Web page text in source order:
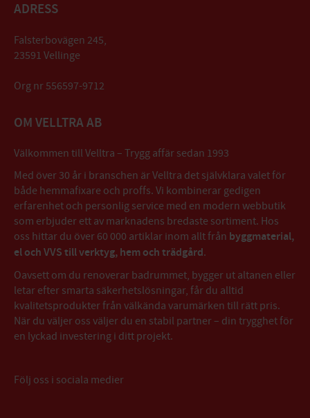
ADRESS
Falsterbovägen 245,
23591 Vellinge
Org nr 556597-9712
OM VELLTRA AB
Välkommen till Velltra – Trygg affär sedan 1993
Med över 30 år i branschen är Velltra det självklara valet för
både hemmafixare och proffs. Vi kombinerar gedigen
erfarenhet och personlig service med en modern webbutik
som erbjuder ett av marknadens bredaste sortiment. Hos
oss hittar du över 60 000 artiklar inom allt från byggmaterial,
el och VVS till verktyg, hem och trädgård.
Oavsett om du renoverar badrummet, bygger ut altanen eller
letar efter smarta säkerhetslösningar, får du alltid
kvalitetsprodukter från välkända varumärken till rätt pris.
När du väljer oss väljer du en stabil partner – din trygghet för
en lyckad investering i ditt projekt.
Följ oss i sociala medier